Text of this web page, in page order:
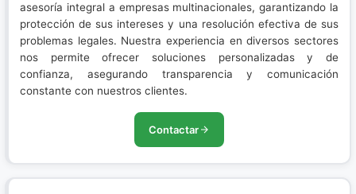
asesoría integral a empresas multinacionales, garantizando la
protección de sus intereses y una resolución efectiva de sus
problemas legales. Nuestra experiencia en diversos sectores
nos permite ofrecer soluciones personalizadas y de
confianza, asegurando transparencia y comunicación
constante con nuestros clientes.
Contactar